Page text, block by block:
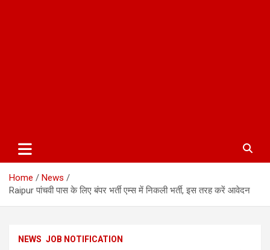
Home
News
Raipur पांचवी पास के लिए बंपर भर्ती एम्स में निकली भर्ती, इस तरह करें आवेदन
NEWS JOB NOTIFICATION